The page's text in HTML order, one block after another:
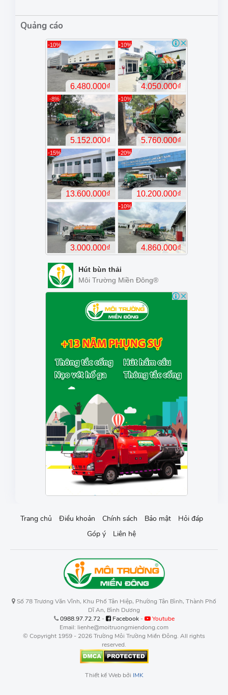
Hút bùn thải
Môi Trường Miền Đông®
Trang chủ Điều khoản Chính sách Bảo mật
Hỏi đáp
Góp ý
Liên hệ
Số 78 Trương Văn Vĩnh, Khu Phố Tân Hiệp, Phường Tân Bình, Thành Phố
Dĩ An, Bình Dương
0988.97.72.72- Facebook-
Youtube
Email: lienhe@moitruongmiendong.com
© Copyright 1959 - 2026 Trường Môi Trường Miền Đông. All rights
reserved.
Thiết kế Web bởi IMK